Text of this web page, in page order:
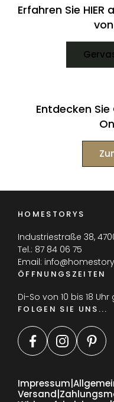
Erfahren Sie
Entdecken
HOMESTORYS
Industriestraße 38,
Tel.: 87 84 06 75
Email:
ÖFFNUNGSZEITEN
Di-So von 10 bis 18
FOLGEN SIE UNS...
Impressum
Versand